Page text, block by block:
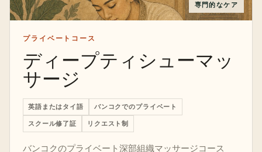
専門的なケア
プライベートコース
ディープティシューマッ
サージ
英語またはタイ語 バンコクでのプライベート
スクール修了証 リクエスト制
バンコクのプライベート深部組織マッサージコース